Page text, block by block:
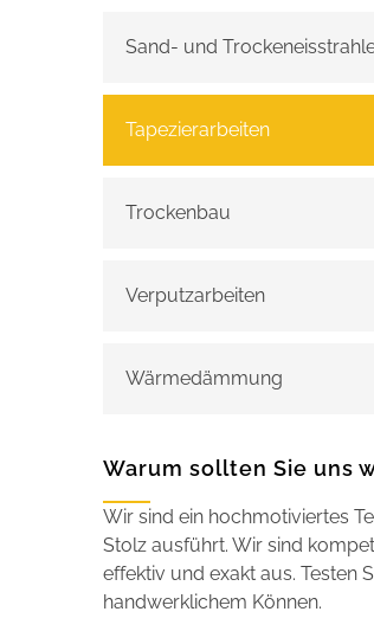
Sand- und
Tapezierarbeiten
Trockenbau
Verputzarbeiten
Wärmedämmung
Warum sollten Sie uns
Wir sind ein hochmotiviertes
Stolz ausführt. Wir sind
effektiv und exakt aus. Testen
handwerklichem Können.